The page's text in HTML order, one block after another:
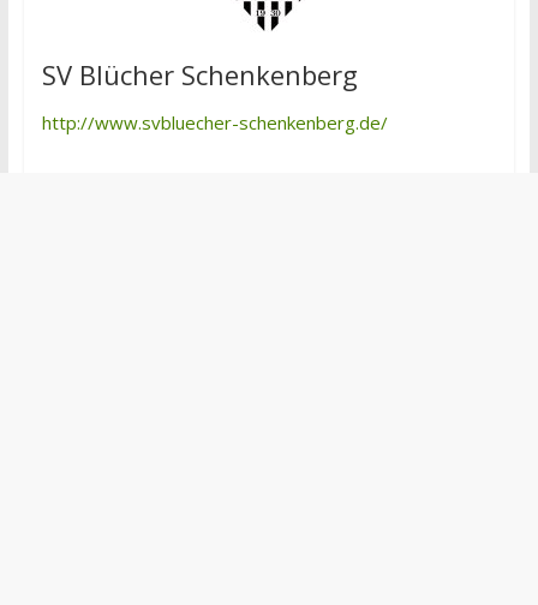
SV Blücher Schenkenberg
http://www.svbluecher-schenkenberg.de/